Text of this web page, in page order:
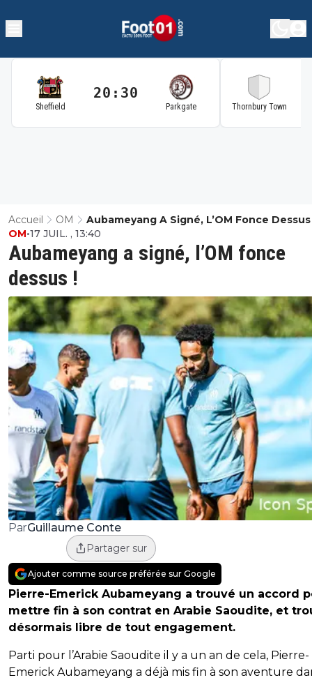
Sheffield
20:30
Parkgate Thornbury Town
Accueil OM Aubameyang A Signé, L’OM Fonce Dessus
Aubameyang a signé, l’OM fonce
dessus !
OM•17 JUIL. , 13:40
ParGuillaume Conte
Partager sur
Ajouter comme source préférée sur Google
Pierre-Emerick Aubameyang a trouvé un accord
mettre fin à son contrat en Arabie Saoudite, et
désormais libre de tout engagement.
Parti pour l’Arabie Saoudite il y a un an de cela, Pierre-
Emerick Aubameyang a déjà mis fin à son aventure